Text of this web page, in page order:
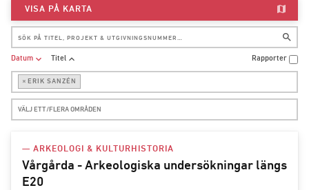
VISA PÅ KARTA map
search
Datum expand_more Titel expand_less Rapporter
× ERIK SANZÉN
— ARKEOLOGI & KULTURHISTORIA
Vårgårda - Arkeologiska undersökningar längs
E20